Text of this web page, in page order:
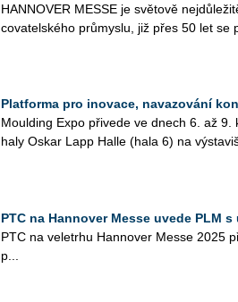
HAN­NO­VER MESSE je svě­to­vě
co­va­tel­ské­ho prů­mys­lu, již přes 50 let se
Platforma pro inovace, navazování
Moul­ding Expo při­ve­de ve dnech 6. až 9.
haly Oskar Lapp Halle (hala 6) na
PTC na Hannover Messe uvede PLM
PTC na ve­letr­hu Han­no­ver Messe 2025
p...